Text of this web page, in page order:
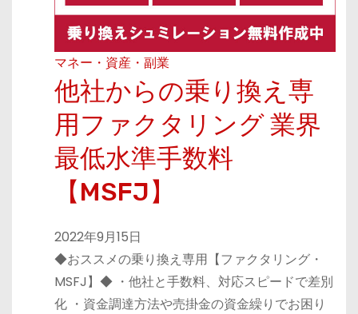
マネー・資産・副業
他社からの乗り換え専
用ファクタリング 業界
最低水準手数料
【MSFJ】
2022年9月15日
◆おススメの乗り換え専用【ファクタリング・
MSFJ】◆ ・他社と手数料、対応スピードで差別
化 ・資金調達方法や売掛金の資金繰りでお困り